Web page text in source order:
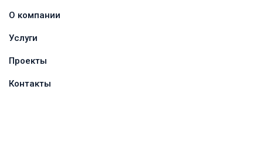
О компании
Услуги
Проекты
Контакты